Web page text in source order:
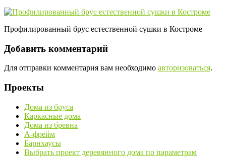
Профилированный брус естественной сушки в Костроме
Добавить комментарий
Для отправки комментария вам необходимо авторизоваться.
Проекты
Дома из бруса
Каркасные дома
Дома из бревна
А-фрейм
Барнхаусы
Выбрать проект деревянного дома по параметрам